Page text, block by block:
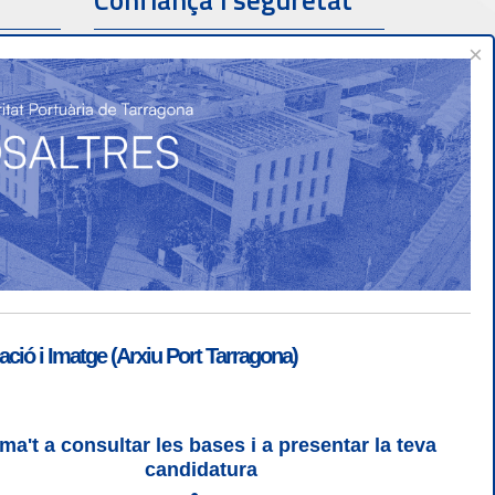
| Desconnectar
| CSS 3 | WCAG 2 i WW3C
×
i Imatge (Arxiu Port Tarragona)
a consultar les bases i a presentar la teva
candidatura